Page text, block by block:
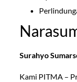
Surahyo
Kami PITMA –